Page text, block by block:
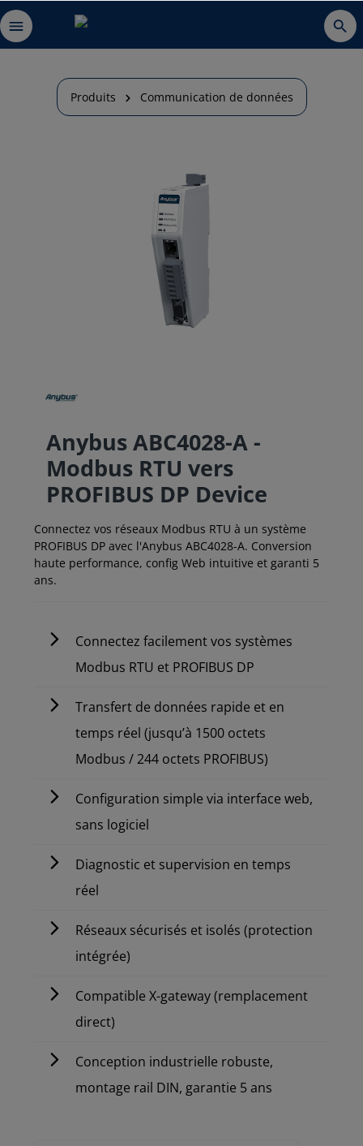
Produits Communication de données
Anybus ABC4028-A -
Modbus RTU vers
PROFIBUS DP Device
Connectez vos réseaux Modbus RTU à un système
PROFIBUS DP avec l'Anybus ABC4028-A. Conversion
haute performance, config Web intuitive et garanti 5
ans.
Connectez facilement vos systèmes
Modbus RTU et PROFIBUS DP
Transfert de données rapide et en
temps réel (jusqu’à 1500 octets
Modbus / 244 octets PROFIBUS)
Configuration simple via interface web,
sans logiciel
Diagnostic et supervision en temps
réel
Réseaux sécurisés et isolés (protection
intégrée)
Compatible X-gateway (remplacement
direct)
Conception industrielle robuste,
montage rail DIN, garantie 5 ans